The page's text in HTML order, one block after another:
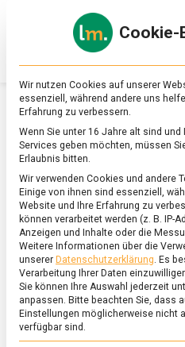
SCHLAGWORT:AWARD
Cookie-
Wir nutzen Cookies auf unserer
essenziell, während andere uns
Erfahrung zu verbessern.
Wenn Sie unter 16 Jahre alt sind
Services geben möchten, müssen
Erlaubnis bitten.
Wir verwenden Cookies und andere
Einige von ihnen sind essenziell,
Website und Ihre Erfahrung zu
können verarbeitet werden (z. B. IP-
Anzeigen und Inhalte oder die
Weitere Informationen über die
unserer Datenschutzerklärung. Es
Verarbeitung Ihrer Daten
Sie können Ihre Auswahl jederzeit
anpassen. Bitte beachten Sie, dass
Einstellungen möglicherweise nicht
verfügbar sind.